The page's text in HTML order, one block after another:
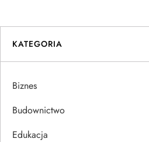
i
g
a
c
KATEGORIA
Biznes
Budownictwo
Edukacja